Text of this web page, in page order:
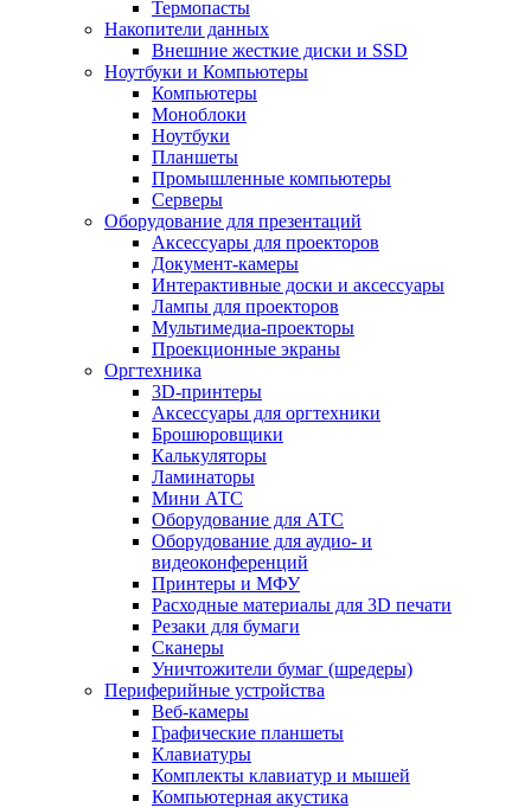
Термопасты
Накопители данных
Внешние жесткие диски и SSD
Ноутбуки и Компьютеры
Компьютеры
Моноблоки
Ноутбуки
Планшеты
Промышленные компьютеры
Серверы
Оборудование для презентаций
Аксессуары для проекторов
Документ-камеры
Интерактивные доски и аксессуары
Лампы для проекторов
Мультимедиа-проекторы
Проекционные экраны
Оргтехника
3D-принтеры
Аксессуары для оргтехники
Брошюровщики
Калькуляторы
Ламинаторы
Мини АТС
Оборудование для АТС
Оборудование для аудио- и
видеоконференций
Принтеры и МФУ
Расходные материалы для 3D печати
Резаки для бумаги
Сканеры
Уничтожители бумаг (шредеры)
Периферийные устройства
Веб-камеры
Графические планшеты
Клавиатуры
Комплекты клавиатур и мышей
Компьютерная акустика